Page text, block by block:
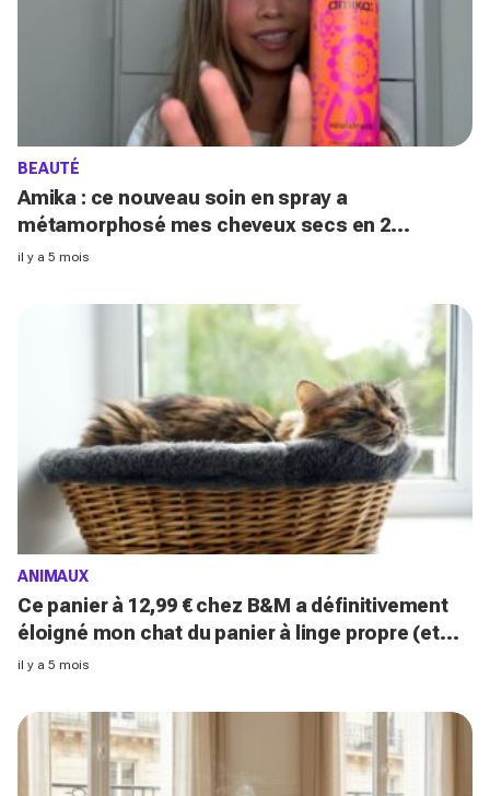
BEAUTÉ
Amika : ce nouveau soin en spray a
métamorphosé mes cheveux secs en 2
minutes chrono (le résultat est magique !)
il y a 5 mois
ANIMAUX
Ce panier à 12,99 € chez B&M a définitivement
éloigné mon chat du panier à linge propre (et
sauvé mes lessives !)
il y a 5 mois